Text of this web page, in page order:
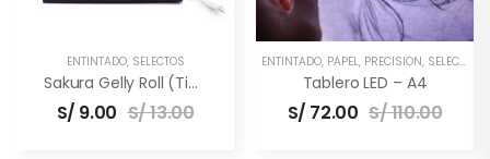
ENTINTADO, SELECTOS
Sakura Gelly Roll (Tinta Blanca)
S/ 9.00 S/13.00
ENTINTADO, PAPEL, PRECISIÓN, SELECTOS
Tablero LED – A4
S/ 72.00 S/110.00